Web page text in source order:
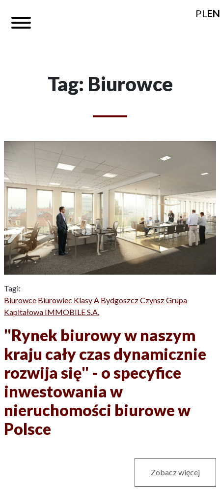
PLEN
Tag: Biurowce
Tagi:
Biurowce Biurowiec Klasy A BydgoszczCzynszGrupa
Kapitałowa IMMOBILE S.A.
"Rynek biurowy w naszym
kraju cały czas dynamicznie
rozwija się" - o specyfice
inwestowania w
nieruchomości biurowe w
Polsce
Zobacz więcej